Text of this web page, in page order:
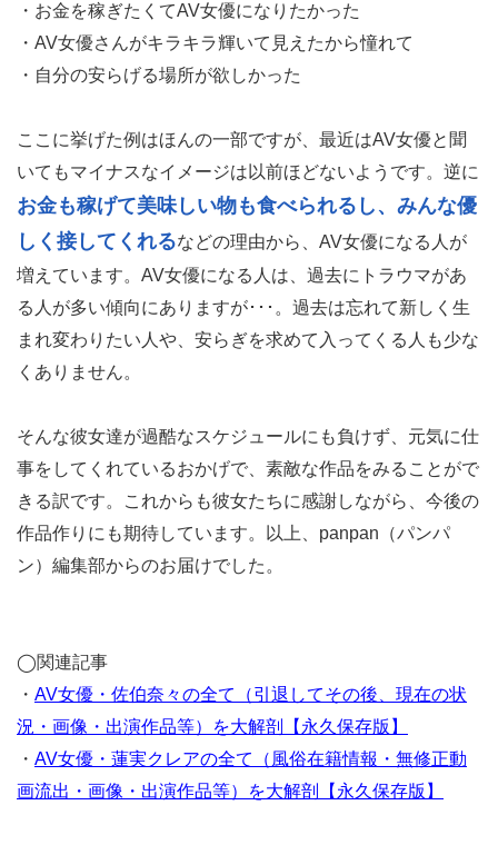
・お金を稼ぎたくてAV女優になりたかった
・AV女優さんがキラキラ輝いて見えたから憧れて
・自分の安らげる場所が欲しかった
ここに挙げた例はほんの一部ですが、最近はAV女優と聞
いてもマイナスなイメージは以前ほどないようです。逆に
お金も稼げて美味しい物も食べられるし、みんな優
しく接してくれるなどの理由から、AV女優になる人が
増えています。AV女優になる人は、過去にトラウマがあ
る人が多い傾向にありますが･･･。過去は忘れて新しく生
まれ変わりたい人や、安らぎを求めて入ってくる人も少な
くありません。
そんな彼女達が過酷なスケジュールにも負けず、元気に仕
事をしてくれているおかげで、素敵な作品をみることがで
きる訳です。これからも彼女たちに感謝しながら、今後の
作品作りにも期待しています。以上、panpan（パンパ
ン）編集部からのお届けでした。
◯関連記事
・ AV女優・佐伯奈々の全て（引退してその後、現在の状
況・画像・出演作品等）を大解剖【永久保存版】
・ AV女優・蓮実クレアの全て（風俗在籍情報・無修正動
画流出・画像・出演作品等）を大解剖【永久保存版】